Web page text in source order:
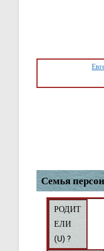
Семья
РОДИТ
ЕЛИ
(U) ?